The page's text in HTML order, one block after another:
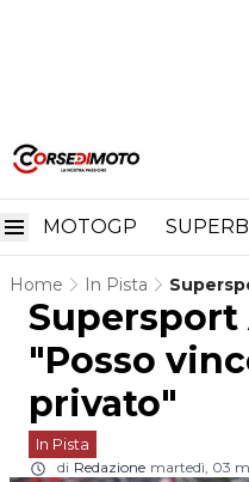
MOTOGP
Home In Pista
Vincere
"Posso
privato"
In Pista
di Redazione martedì, 03